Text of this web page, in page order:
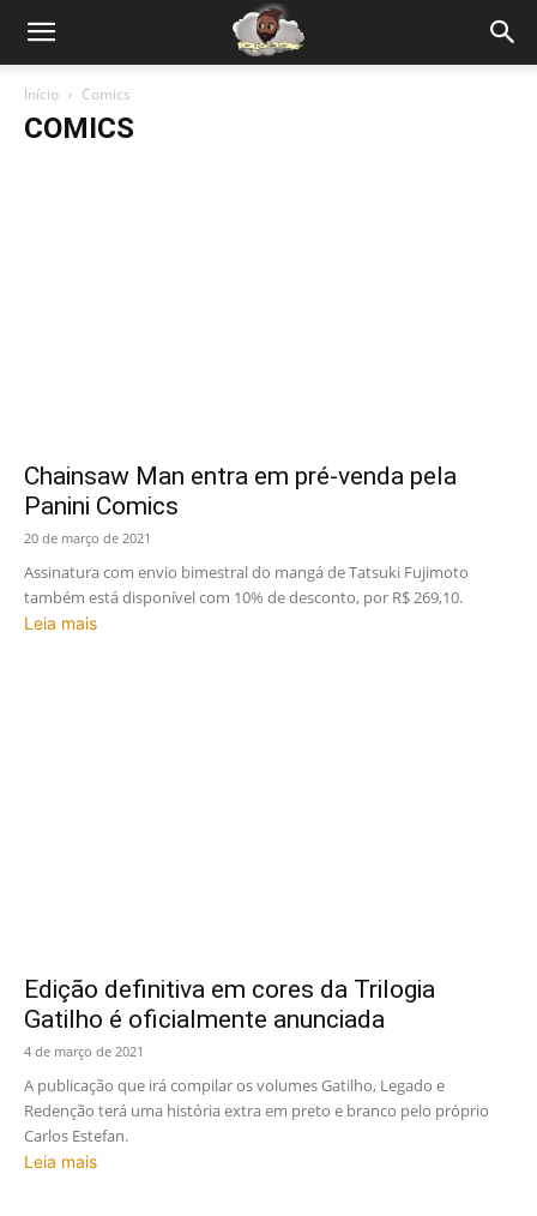
Início Comics
COMICS
Chainsaw Man entra em pré-venda pela
Panini Comics
20 de março de 2021
Assinatura com envio bimestral do mangá de Tatsuki Fujimoto
também está disponível com 10% de desconto, por R$ 269,10.
Leia mais
Edição definitiva em cores da Trilogia
Gatilho é oficialmente anunciada
4 de março de 2021
A publicação que irá compilar os volumes Gatilho, Legado e
Redenção terá uma história extra em preto e branco pelo próprio
Carlos Estefan.
Leia mais